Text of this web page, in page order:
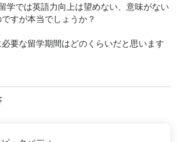
学では英語力向上は望めない、意味がない
すが本当でしょうか？
要な留学期間はどのくらいだと思います